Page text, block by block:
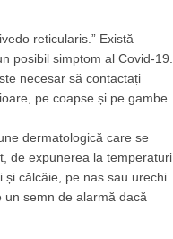
reticularis.” Există
posibil simptom al Covid-19.
necesar să contactați
pe coapse și pe gambe.
dermatologică care se
de expunerea la temperaturi
călcâie, pe nas sau urechi.
semn de alarmă dacă